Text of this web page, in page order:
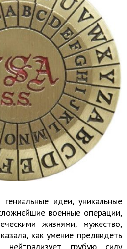
идеи, уникальные
военные операции,
жизнями, мужество,
как умение предвидеть
нейтрализует грубую силу